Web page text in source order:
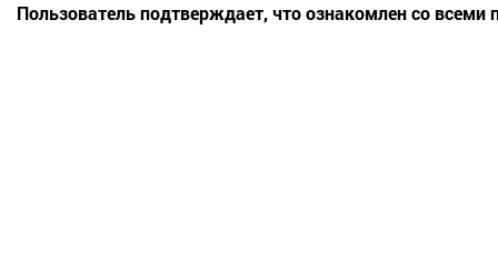
Пользователь подтверждает, что ознакомлен со